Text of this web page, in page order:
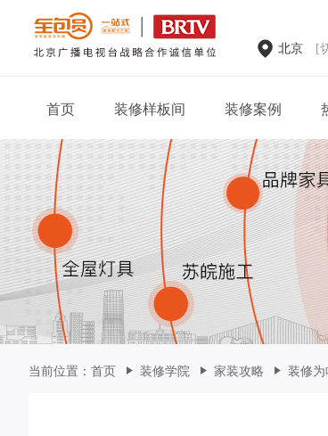
北京 [
首页 装修样板间 装修案例
家装案例
当前位置： 首页 装修学院 家装攻略 装修为